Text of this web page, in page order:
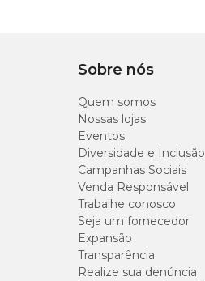
Tipo da guia
Indicação
Sobre nós
Quem somos
Nossas lojas
Eventos
Diversidade e Inclusão
Campanhas Sociais
Venda Responsável
Trabalhe conosco
Seja um fornecedor
Expansão
Transparência
Realize sua denúncia